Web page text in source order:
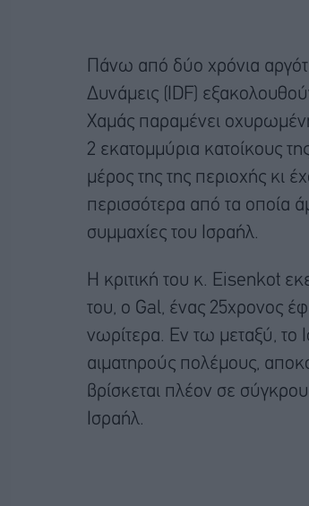
Πάνω από δύο χρόνια
Δυνάμεις (IDF)
Χαμάς παραμένει
2 εκατομμύρια κατοίκους
μέρος της της περιοχής κι
περισσότερα από τα οποία
συμμαχίες του Ισραήλ.
Η κριτική του κ. Eisenkot
του, ο Gal, ένας 25χρονος
νωρίτερα. Εν τω μεταξύ, το
αιματηρούς πολέμους,
βρίσκεται πλέον σε
Ισραήλ.